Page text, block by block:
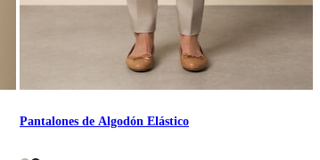
Pantalones de Algodón Elástico